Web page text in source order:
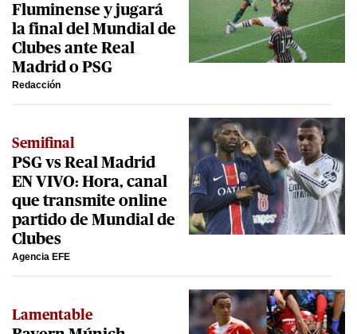
Fluminense y jugará
la final del Mundial de
Clubes ante Real
Madrid o PSG
Redacción
Semifinal
PSG vs Real Madrid
EN VIVO: Hora, canal
que transmite online
partido de Mundial de
Clubes
Agencia EFE
Lamentable